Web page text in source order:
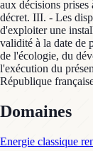
Domaines
Energie classique